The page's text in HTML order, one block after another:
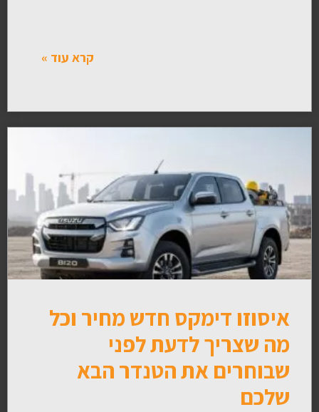
קרא עוד »
איסוזו דימקס חדש מחיר וכל
מה שצריך לדעת לפני
שבוחרים את הטנדר הבא
שלכם